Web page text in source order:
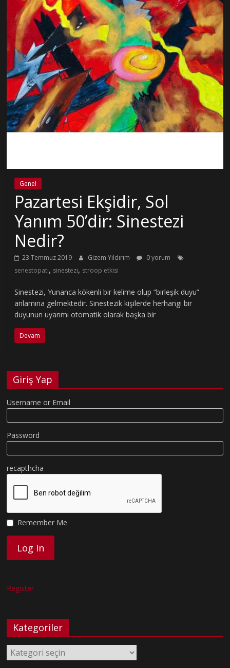
Genel
Pazartesi Ekşidir, Sol
Yanım 50’dir: Sinestezi
Nedir?
23 Temmuz 2019 Gizem Yıldırım
0 yorum
senestopati, sinestezi, stroop etkisi
Sinestezi, Yunanca kökenli bir kelime olup “birleşik duyu”
anlamına gelmektedir. Sinestezik kişilerde herhangi bir
duyunun uyarımı otomatik olarak başka bir
Devam
Giriş Yap
Username or Email
Password
recapthcha
Remember Me
Register
Kategoriler
Kategoriler